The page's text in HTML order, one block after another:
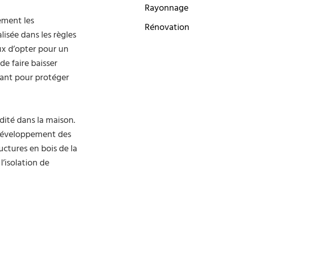
les
dans les règles
d’opter pour un
faire baisser
pour protéger
dans la maison.
des
en bois de la
de
Rayonnage
Rénovation